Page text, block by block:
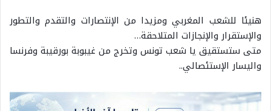
هنيئا للشعب المغربي ومزيدا من الإنتصارات والتقدم والتطور
والإستقرار والإنجازات المتلاحقة…
متى ستستقيق يا شعب تونس وتخرج من غيبوبة بورقيبة وفرنسا
واليسار الإستئصالي..